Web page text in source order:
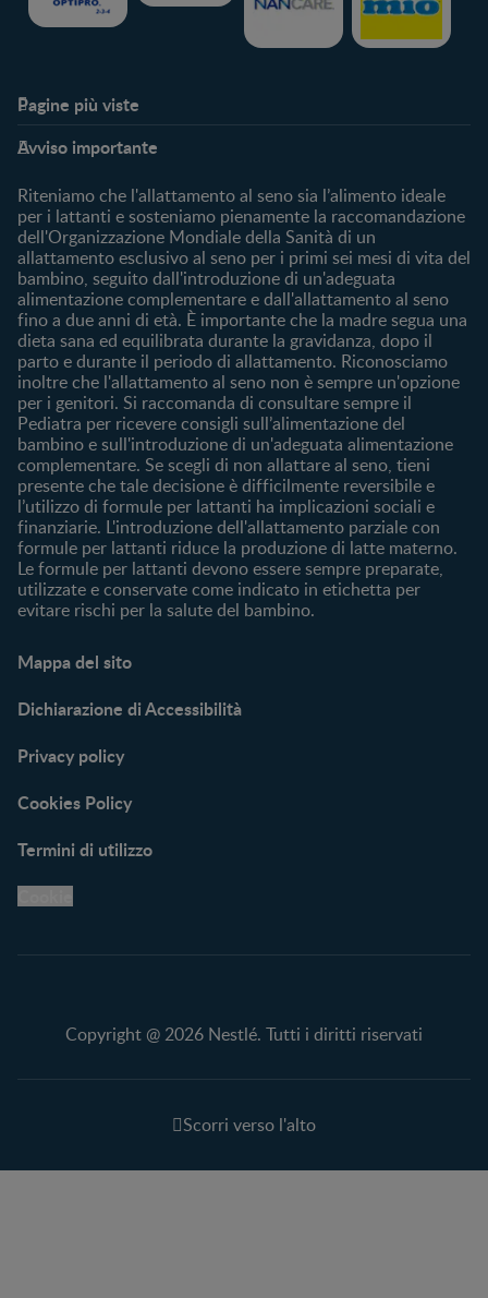
Pagine più viste​
My Expert
FAQ
Contattaci
Chi Siamo
Accedi/registrati
Acquista
Cerca prodotto
I nostri brand
Cerca un negozio
Avviso importante
Riteniamo che l'allattamento al seno sia l’alimento ideale
per i lattanti e sosteniamo pienamente la raccomandazione
dell'Organizzazione Mondiale della Sanità di un
allattamento esclusivo al seno per i primi sei mesi di vita del
bambino, seguito dall'introduzione di un'adeguata
alimentazione complementare e dall'allattamento al seno
fino a due anni di età. È importante che la madre segua una
dieta sana ed equilibrata durante la gravidanza, dopo il
parto e durante il periodo di allattamento. Riconosciamo
inoltre che l'allattamento al seno non è sempre un'opzione
per i genitori. Si raccomanda di consultare sempre il
Pediatra per ricevere consigli sull’alimentazione del
bambino e sull'introduzione di un'adeguata alimentazione
complementare. Se scegli di non allattare al seno, tieni
presente che tale decisione è difficilmente reversibile e
l’utilizzo di formule per lattanti ha implicazioni sociali e
finanziarie. L'introduzione dell'allattamento parziale con
formule per lattanti riduce la produzione di latte materno.
Le formule per lattanti devono essere sempre preparate,
utilizzate e conservate come indicato in etichetta per
evitare rischi per la salute del bambino.
Mappa del sito
Dichiarazione di Accessibilità
Privacy policy
Cookies Policy
Termini di utilizzo
Copyright @ 2026 Nestlé. Tutti i diritti riservati
Scorri verso l'alto